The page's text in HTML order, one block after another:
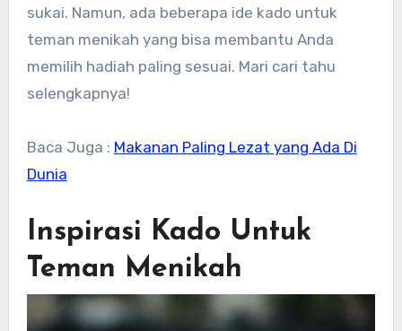
sukai. Namun, ada beberapa ide kado untuk
teman menikah yang bisa membantu Anda
memilih hadiah paling sesuai. Mari cari tahu
selengkapnya!
Baca Juga : Makanan Paling Lezat yang Ada Di
Dunia
Inspirasi Kado Untuk
Teman Menikah